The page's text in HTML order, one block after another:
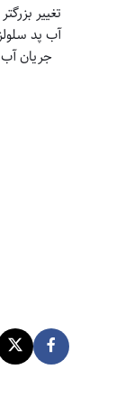
تغییر
آب پد
جریان